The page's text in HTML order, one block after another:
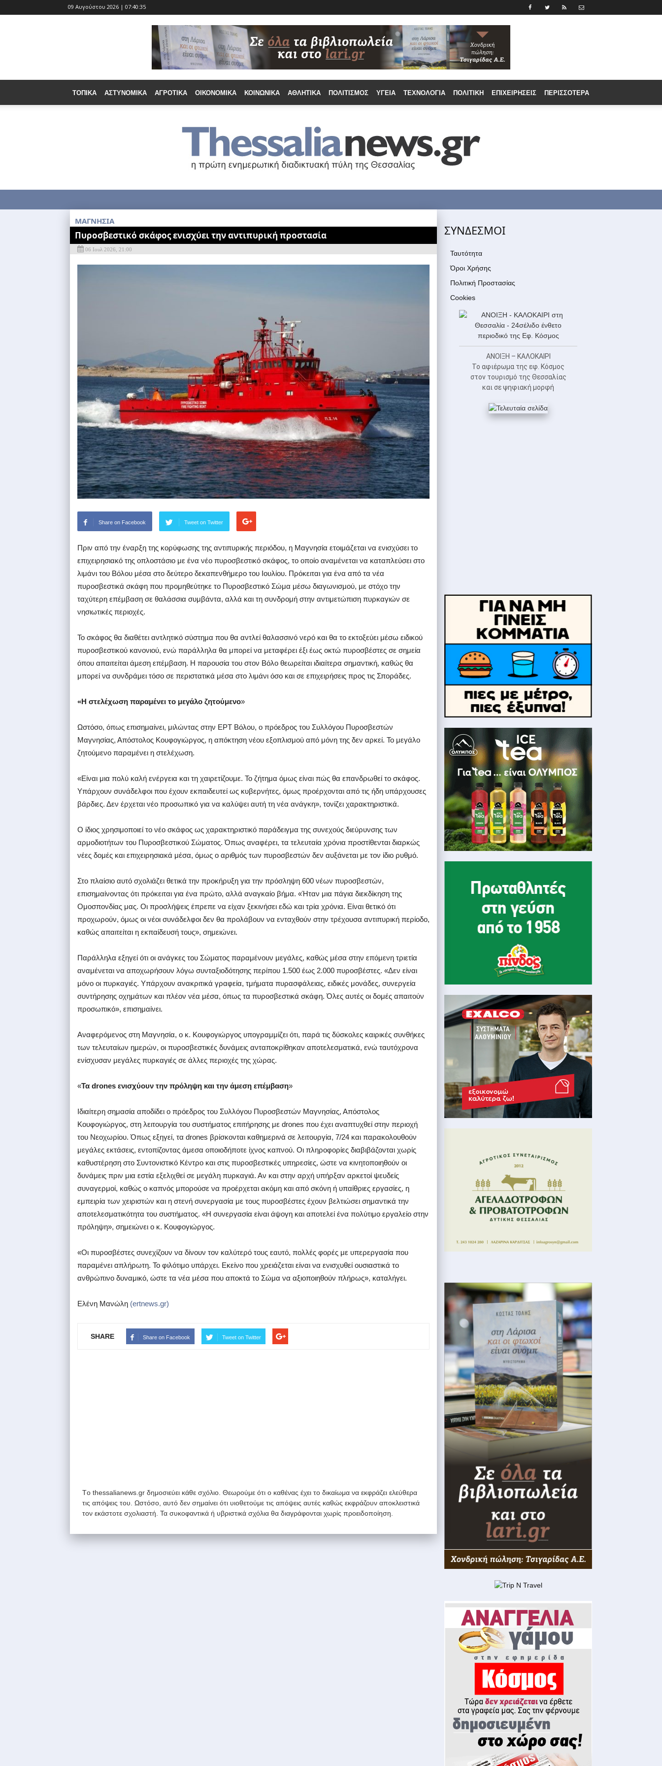
09 Αυγούστου 2026 | 07:40:37
ΤΟΠΙΚΆ ΑΣΤΥΝΟΜΙΚΆ ΑΓΡΟΤΙΚΆ ΟΙΚΟΝΟΜΙΚΆ ΚΟΙΝΩΝΙΚΆ ΑΘΛΗΤΙΚΆ ΠΟΛΙΤΙΣΜΌΣ ΥΓΕΊΑ ΤΕΧΝΟΛΟΓΊΑ ΠΟΛΙΤΙΚΉ ΕΠΙΧΕΙΡΉΣΕΙΣ ΠΕΡΙΣΣΟΤΕΡΑ
MAΓΝΗΣΙΑ
Πυροσβεστικό σκάφος ενισχύει την αντιπυρική προστασία
06 Ιουλ 2026, 21:00
Share on Facebook Tweet on Twitter
Πριν από την έναρξη της κορύφωσης της αντιπυρικής περιόδου, η Μαγνησία ετοιμάζεται να ενισχύσει το
επιχειρησιακό της οπλοστάσιο με ένα νέο πυροσβεστικό σκάφος, το οποίο αναμένεται να καταπλεύσει στο
λιμάνι του Βόλου μέσα στο δεύτερο δεκαπενθήμερο του Ιουλίου. Πρόκειται για ένα από τα νέα
πυροσβεστικά σκάφη που προμηθεύτηκε το Πυροσβεστικό Σώμα μέσω διαγωνισμού, με στόχο την
ταχύτερη επέμβαση σε θαλάσσια συμβάντα, αλλά και τη συνδρομή στην αντιμετώπιση πυρκαγιών σε
νησιωτικές περιοχές.
Το σκάφος θα διαθέτει αντλητικό σύστημα που θα αντλεί θαλασσινό νερό και θα το εκτοξεύει μέσω ειδικού
πυροσβεστικού κανονιού, ενώ παράλληλα θα μπορεί να μεταφέρει έξι έως οκτώ πυροσβέστες σε σημεία
όπου απαιτείται άμεση επέμβαση. Η παρουσία του στον Βόλο θεωρείται ιδιαίτερα σημαντική, καθώς θα
μπορεί να συνδράμει τόσο σε περιστατικά μέσα στο λιμάνι όσο και σε επιχειρήσεις προς τις Σποράδες.
«Η στελέχωση παραμένει το μεγάλο ζητούμενο»
Ωστόσο, όπως επισημαίνει, μιλώντας στην ΕΡΤ Βόλου, ο πρόεδρος του Συλλόγου Πυροσβεστών
Μαγνησίας, Απόστολος Κουφογιώργος, η απόκτηση νέου εξοπλισμού από μόνη της δεν αρκεί. Το μεγάλο
ζητούμενο παραμένει η στελέχωση.
«Είναι μια πολύ καλή ενέργεια και τη χαιρετίζουμε. Το ζήτημα όμως είναι πώς θα επανδρωθεί το σκάφος.
Υπάρχουν συνάδελφοι που έχουν εκπαιδευτεί ως κυβερνήτες, όμως προέρχονται από τις ήδη υπάρχουσες
βάρδιες. Δεν έρχεται νέο προσωπικό για να καλύψει αυτή τη νέα ανάγκη», τονίζει χαρακτηριστικά.
Ο ίδιος χρησιμοποιεί το νέο σκάφος ως χαρακτηριστικό παράδειγμα της συνεχούς διεύρυνσης των
αρμοδιοτήτων του Πυροσβεστικού Σώματος. Όπως αναφέρει, τα τελευταία χρόνια προστίθενται διαρκώς
νέες δομές και επιχειρησιακά μέσα, όμως ο αριθμός των πυροσβεστών δεν αυξάνεται με τον ίδιο ρυθμό.
Στο πλαίσιο αυτό σχολιάζει θετικά την προκήρυξη για την πρόσληψη 600 νέων πυροσβεστών,
επισημαίνοντας ότι πρόκειται για ένα πρώτο, αλλά αναγκαίο βήμα. «Ήταν μια πάγια διεκδίκηση της
Ομοσπονδίας μας. Οι προσλήψεις έπρεπε να είχαν ξεκινήσει εδώ και τρία χρόνια. Είναι θετικό ότι
προχωρούν, όμως οι νέοι συνάδελφοι δεν θα προλάβουν να ενταχθούν στην τρέχουσα αντιπυρική περίοδο,
καθώς απαιτείται η εκπαίδευσή τους», σημειώνει.
Παράλληλα εξηγεί ότι οι ανάγκες του Σώματος παραμένουν μεγάλες, καθώς μέσα στην επόμενη τριετία
αναμένεται να αποχωρήσουν λόγω συνταξιοδότησης περίπου 1.500 έως 2.000 πυροσβέστες. «Δεν είναι
μόνο οι πυρκαγιές. Υπάρχουν ανακριτικά γραφεία, τμήματα πυρασφάλειας, ειδικές μονάδες, συνεργεία
συντήρησης οχημάτων και πλέον νέα μέσα, όπως τα πυροσβεστικά σκάφη. Όλες αυτές οι δομές απαιτούν
προσωπικό», επισημαίνει.
Αναφερόμενος στη Μαγνησία, ο κ. Κουφογιώργος υπογραμμίζει ότι, παρά τις δύσκολες καιρικές συνθήκες
των τελευταίων ημερών, οι πυροσβεστικές δυνάμεις ανταποκρίθηκαν αποτελεσματικά, ενώ ταυτόχρονα
ενίσχυσαν μεγάλες πυρκαγιές σε άλλες περιοχές της χώρας.
«Τα drones ενισχύουν την πρόληψη και την άμεση επέμβαση»
Ιδιαίτερη σημασία αποδίδει ο πρόεδρος του Συλλόγου Πυροσβεστών Μαγνησίας, Απόστολος
Κουφογιώργος, στη λειτουργία του συστήματος επιτήρησης με drones που έχει αναπτυχθεί στην περιοχή
του Νεοχωρίου. Όπως εξηγεί, τα drones βρίσκονται καθημερινά σε λειτουργία, 7/24 και παρακολουθούν
μεγάλες εκτάσεις, εντοπίζοντας άμεσα οποιοδήποτε ίχνος καπνού. Οι πληροφορίες διαβιβάζονται χωρίς
καθυστέρηση στο Συντονιστικό Κέντρο και στις πυροσβεστικές υπηρεσίες, ώστε να κινητοποιηθούν οι
δυνάμεις πριν μια εστία εξελιχθεί σε μεγάλη πυρκαγιά. Αν και στην αρχή υπήρξαν αρκετοί ψευδείς
συναγερμοί, καθώς ο καπνός μπορούσε να προέρχεται ακόμη και από σκόνη ή υπαίθριες εργασίες, η
εμπειρία των χειριστών και η στενή συνεργασία με τους πυροσβέστες έχουν βελτιώσει σημαντικά την
αποτελεσματικότητα του συστήματος. «Η συνεργασία είναι άψογη και αποτελεί ένα πολύτιμο εργαλείο στην
πρόληψη», σημειώνει ο κ. Κουφογιώργος.
«Οι πυροσβέστες συνεχίζουν να δίνουν τον καλύτερό τους εαυτό, πολλές φορές με υπερεργασία που
παραμένει απλήρωτη. Το φιλότιμο υπάρχει. Εκείνο που χρειάζεται είναι να ενισχυθεί ουσιαστικά το
ανθρώπινο δυναμικό, ώστε τα νέα μέσα που αποκτά το Σώμα να αξιοποιηθούν πλήρως», καταλήγει.
Eλένη Μανώλη (ertnews.gr)
SHARE Share on Facebook Tweet on Twitter
Tο thessalianews.gr δημοσιεύει κάθε σχόλιο. Θεωρούμε ότι ο καθένας έχει το δικαίωμα να εκφράζει ελεύθερα
τις απόψεις του. Ωστόσο, αυτό δεν σημαίνει ότι υιοθετούμε τις απόψεις αυτές καθώς εκφράζουν αποκλειστικά
τον εκάστοτε σχολιαστή. Τα συκοφαντικά ή υβριστικά σχόλια θα διαγράφονται χωρίς προειδοποίηση.
ΣΥΝΔΕΣΜΟΙ
Ταυτότητα
Όροι Χρήσης
Πολιτική Προστασίας
Cookies
ΑΝΟΙΞΗ – ΚΑΛΟΚΑΙΡΙ
Το αφιέρωμα της εφ. Κόσμος
στον τουρισμό της Θεσσαλίας
και σε ψηφιακή μορφή